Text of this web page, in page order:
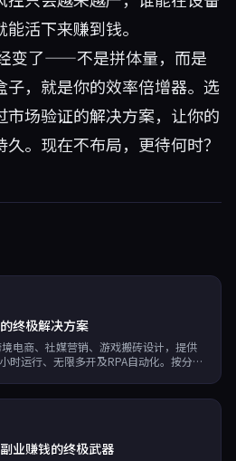
活下来赚到钱。
变了——不是拼体量，而是
，就是你的效率倍增器。选
场验证的解决方案，让你的
。现在不布局，更待何时？
终极解决方案
电商、社媒营销、游戏搬砖设计，提供
运行、无限多开及RPA自动化。按分钟
业赚钱的终极武器